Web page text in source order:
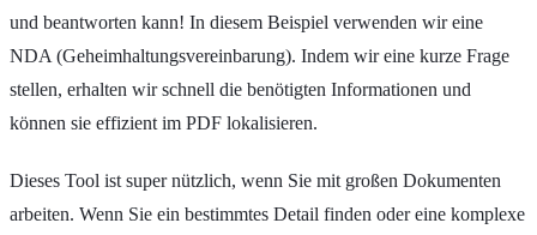
und beantworten kann! In diesem Beispiel verwenden wir eine
NDA (Geheimhaltungsvereinbarung). Indem wir eine kurze Frage
stellen, erhalten wir schnell die benötigten Informationen und
können sie effizient im PDF lokalisieren.
Dieses Tool ist super nützlich, wenn Sie mit großen Dokumenten
arbeiten. Wenn Sie ein bestimmtes Detail finden oder eine komplexe